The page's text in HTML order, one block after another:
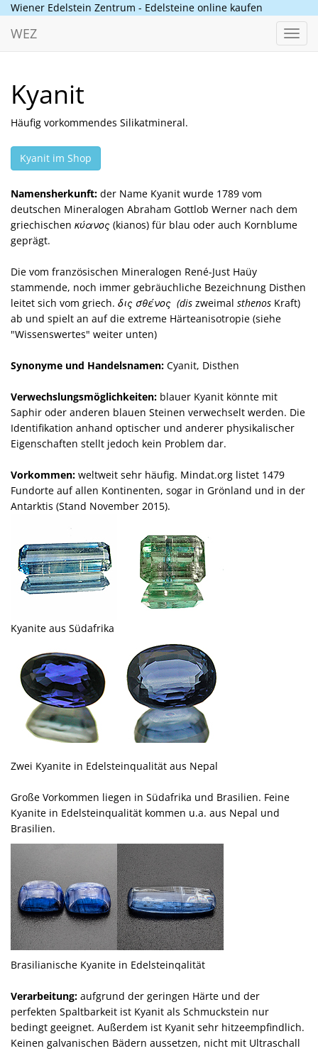
Wiener Edelstein Zentrum - Edelsteine online kaufen
WEZ
Kyanit
Häufig vorkommendes Silikatmineral.
Kyanit im Shop
Namensherkunft: der Name Kyanit wurde 1789 vom
deutschen Mineralogen Abraham Gottlob Werner nach dem
griechischen κύανος (kianos) für blau oder auch Kornblume
geprägt.
Die vom französischen Mineralogen René-Just Haüy
stammende, noch immer gebräuchliche Bezeichnung Disthen
leitet sich vom griech. δις σθένος (dis zweimal sthenos Kraft)
ab und spielt an auf die extreme Härteanisotropie (siehe
"Wissenswertes" weiter unten)
Synonyme und Handelsnamen: Cyanit, Disthen
Verwechslungsmöglichkeiten: blauer Kyanit könnte mit
Saphir oder anderen blauen Steinen verwechselt werden. Die
Identifikation anhand optischer und anderer physikalischer
Eigenschaften stellt jedoch kein Problem dar.
Vorkommen: weltweit sehr häufig. Mindat.org listet 1479
Fundorte auf allen Kontinenten, sogar in Grönland und in der
Antarktis (Stand November 2015).
Kyanite aus Südafrika
Zwei Kyanite in Edelsteinqualität aus Nepal
Große Vorkommen liegen in Südafrika und Brasilien. Feine
Kyanite in Edelsteinqualität kommen u.a. aus Nepal und
Brasilien.
Brasilianische Kyanite in Edelsteinqalität
Verarbeitung: aufgrund der geringen Härte und der
perfekten Spaltbarkeit ist Kyanit als Schmuckstein nur
bedingt geeignet. Außerdem ist Kyanit sehr hitzeempfindlich.
Keinen galvanischen Bädern aussetzen, nicht mit Ultraschall